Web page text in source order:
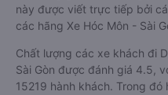
này được viết trực tiếp bởi
các hãng Xe Hóc Môn - Sài
Chất lượng các xe khách đi
Sài Gòn được đánh giá 4.5,
15219 hành khách. Trong